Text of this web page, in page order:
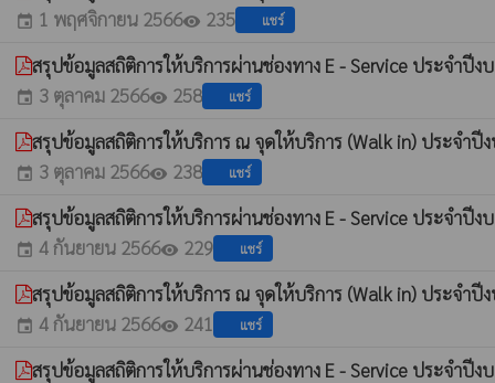
event 1 พฤศจิกายน 2566visibility 235 แชร์
สรุปข้อมูลสถิติการให้บริการผ่านช่องทาง E - Service ประจำ
event 3 ตุลาคม 2566visibility 258 แชร์
สรุปข้อมูลสถิติการให้บริการ ณ จุดให้บริการ (Walk in) ประจำ
event 3 ตุลาคม 2566visibility 238 แชร์
สรุปข้อมูลสถิติการให้บริการผ่านช่องทาง E - Service ประจำปี
event 4 กันยายน 2566visibility 229 แชร์
สรุปข้อมูลสถิติการให้บริการ ณ จุดให้บริการ (Walk in) ประจำ
event 4 กันยายน 2566visibility 241 แชร์
สรุปข้อมูลสถิติการให้บริการผ่านช่องทาง E - Service ประจำปี